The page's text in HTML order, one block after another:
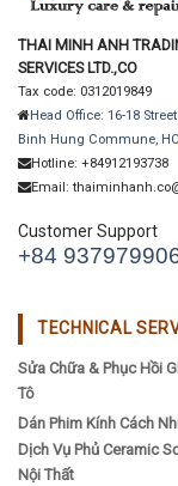
THAI MINH ANH
SERVICES LTD.,CO
Tax code: 0312019849
Head Office: 16-18
Binh Hung Commune,
Hotline: +84912193738
Email:
Customer Support
+84
TECHNICAL
Sửa Chữa & Phục Hồi
Tô
Dán Phim Kính Cách
Dịch Vụ Phủ Ceramic
Nội Thất